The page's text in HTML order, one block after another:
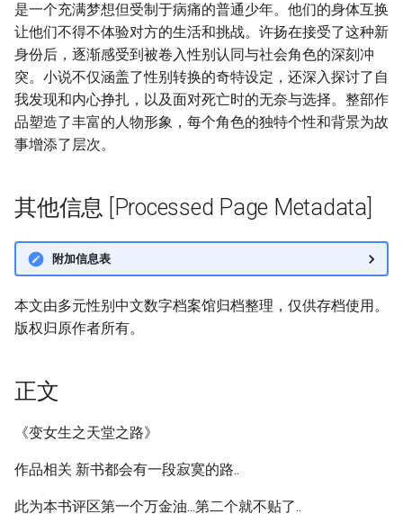
是一个充满梦想但受制于病痛的普通少年。他们的身体互换
让他们不得不体验对方的生活和挑战。许扬在接受了这种新
身份后，逐渐感受到被卷入性别认同与社会角色的深刻冲
突。小说不仅涵盖了性别转换的奇特设定，还深入探讨了自
我发现和内心挣扎，以及面对死亡时的无奈与选择。整部作
品塑造了丰富的人物形象，每个角色的独特个性和背景为故
事增添了层次。
其他信息 [Processed Page Metadata]
附加信息表
本文由多元性别中文数字档案馆归档整理，仅供存档使用。
版权归原作者所有。
正文
《变女生之天堂之路》
作品相关 新书都会有一段寂寞的路..
此为本书评区第一个万金油...第二个就不贴了..